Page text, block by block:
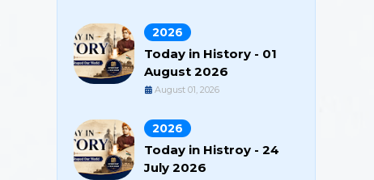
2026
Today in History - 01
August 2026
August 01, 2026
2026
Today in Histroy - 24
July 2026